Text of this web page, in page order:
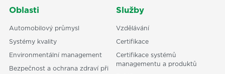
Oblasti
Automobilový průmysl
Systémy kvality
Environmentální management
Bezpečnost a ochrana zdraví při
Služby
Vzdělávání
Certifikace
Certifikace systémů
managementu a produktů